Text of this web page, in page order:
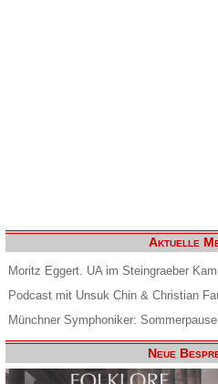
Aktuelle
Moritz Eggert. UA im Steingraeber
Podcast mit Unsuk Chin & Christian
Münchner Symphoniker:
Neue